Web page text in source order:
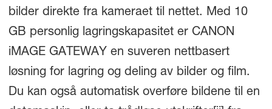
bilder direkte fra kameraet til nettet. Med 10
GB personlig lagringskapasitet er CANON
iMAGE GATEWAY en suveren nettbasert
løsning for lagring og deling av bilder og film.
Du kan også automatisk overføre bildene til en